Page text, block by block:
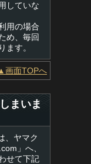
していな
用の場合
め、毎回
ます。
画面TOPへ
まいま
、ヤマク
」へ、
せて下記